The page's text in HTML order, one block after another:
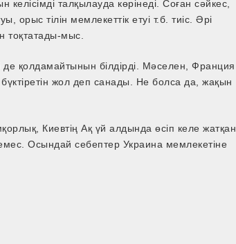
талқылауда көрінеді. Соған сәйкес,
орыс тілін мемлекеттік етуі т.б. тиіс. Әрі
тоқтатады-мыс.
де қолдамайтынын білдірді. Мәселен, Франция
жол деп санады. Не болса да, жақын
Киевтің Ақ үй алдында өсіп келе жатқан
емес. Осындай себептер Украина мемлекетіне